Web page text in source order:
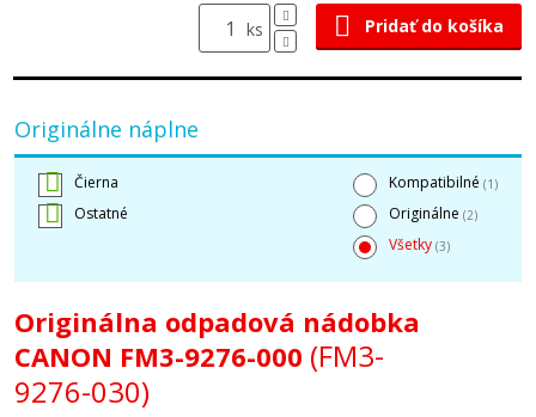
ks Pridať do košíka
Originálne náplne
Čierna
Ostatné
Kompatibilné (1)
Originálne (2)
Všetky (3)
Originálna odpadová nádobka
CANON FM3-9276-000 (FM3-
9276-030)